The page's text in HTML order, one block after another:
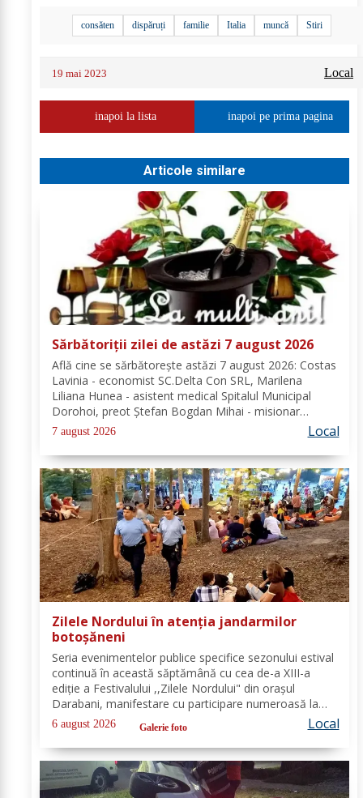
consăten dispăruți familie Italia muncă Stiri
19 mai 2023 Local
inapoi la lista inapoi pe prima pagina
Articole similare
Sărbătoriții zilei de astăzi 7 august 2026
Află cine se sărbătoreşte astăzi 7 august 2026: Costas
Lavinia - economist SC.Delta Con SRL, Marilena
Liliana Hunea - asistent medical Spitalul Municipal
Dorohoi, preot Ștefan Bogdan Mihai - misionar
protopopesc Protopopiatul Dorohoi, Marcela Simona
Vieru - profesor Grup Școlar Alexandru Vlahuță...
7 august 2026 Local
Zilele Nordului în atenția jandarmilor
botoșăneni
Seria evenimentelor publice specifice sezonului estival
continuă în această săptămână cu cea de-a XIII-a
ediție a Festivalului ,,Zilele Nordului" din orașul
Darabani, manifestare cu participare numeroasă la
care Inspectoratul de Jandarmi Județean Botoșani, în
cooperare cu partenerii instituționali,...
6 august 2026 Galerie foto Local